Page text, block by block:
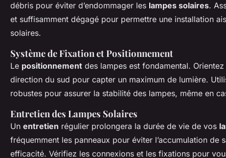
débris pour éviter d’endommager les lampes solaires.
et suffisamment dégagé pour permettre une installation
solaires.
Système de Fixation et Positionnement
Le positionnement des lampes est fondamental.
direction du sud pour capter un maximum de lumière.
robustes pour assurer la stabilité des lampes, même en
Entretien des Lampes Solaires
Un entretien régulier prolongera la durée de vie de vos
fréquemment les panneaux pour éviter l’accumulation de
efficacité. Vérifiez les connexions et les fixations pour